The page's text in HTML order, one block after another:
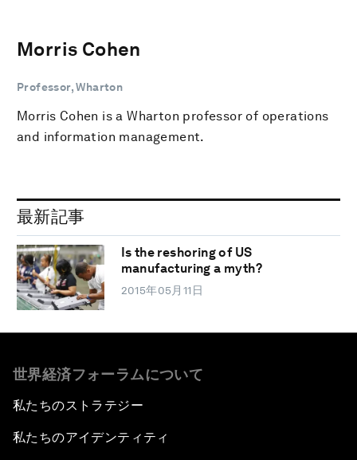
Morris Cohen
Professor, Wharton
Morris Cohen is a Wharton professor of operations
and information management.
最新記事
Is the reshoring of US
manufacturing a myth?
2015年05月11日
世界経済フォーラムについて
私たちのストラテジー
私たちのアイデンティティ